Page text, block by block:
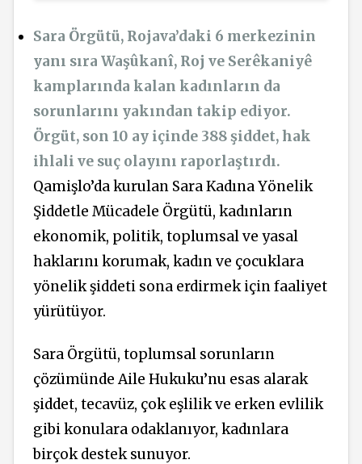
Sara Örgütü, Rojava’daki 6 merkezinin
yanı sıra Waşûkanî, Roj ve Serêkaniyê
kamplarında kalan kadınların da
sorunlarını yakından takip ediyor.
Örgüt, son 10 ay içinde 388 şiddet, hak
ihlali ve suç olayını raporlaştırdı.
Qamişlo’da kurulan Sara Kadına Yönelik
Şiddetle Mücadele Örgütü, kadınların
ekonomik, politik, toplumsal ve yasal
haklarını korumak, kadın ve çocuklara
yönelik şiddeti sona erdirmek için faaliyet
yürütüyor.
Sara Örgütü, toplumsal sorunların
çözümünde Aile Hukuku’nu esas alarak
şiddet, tecavüz, çok eşlilik ve erken evlilik
gibi konulara odaklanıyor, kadınlara
birçok destek sunuyor.